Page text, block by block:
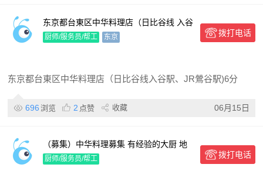
东京都台東区中华料理店（日比谷线 入谷
駅、JR鶯谷駅)6分钟，全天、半天有经验
厨师/服务员/帮工 东京 拨打电话
东京都台東区中华料理店（日比谷线入谷駅、JR鶯谷駅)6分
696 浏览 2 点赞 收藏 06月15日
（募集）中华料理募集 有经验的大厨 地
址：江东区 豊洲 电话：09060385168
厨师/服务员/帮工 拨打电话